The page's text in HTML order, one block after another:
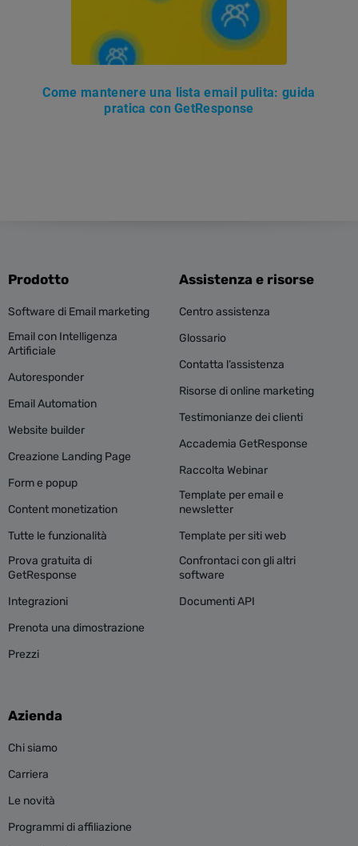
Come mantenere una lista email pulita: guida
pratica con GetResponse
Prodotto
Software di Email marketing
Email con Intelligenza
Artificiale
Autoresponder
Email Automation
Website builder
Creazione Landing Page
Form e popup
Content monetization
Tutte le funzionalità
Prova gratuita di
GetResponse
Integrazioni
Prenota una dimostrazione
Prezzi
Assistenza e risorse
Centro assistenza
Glossario
Contatta l’assistenza
Risorse di online marketing
Testimonianze dei clienti
Accademia GetResponse
Raccolta Webinar
Template per email e
newsletter
Template per siti web
Confrontaci con gli altri
software
Documenti API
Azienda
Chi siamo
Carriera
Le novità
Programmi di affiliazione